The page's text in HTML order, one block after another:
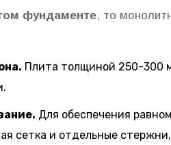
фундаменте, то
Плита толщиной 250-300
Для обеспечения
сетка и отдельные